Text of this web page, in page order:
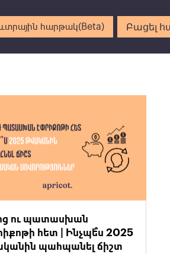
հարթակ(Beta) Բացել
ու պատասխան
հետ | Ինչպե՞ս 2025
պահպանել ճիշտ